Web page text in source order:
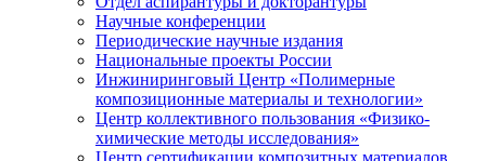
Научные конференции
Периодические научные издания
Национальные проекты России
Инжиниринговый Центр «Полимерные
композиционные материалы и технологии»
Центр коллективного пользования «Физико-
химические методы исследования»
Центр сертификации композитных материалов